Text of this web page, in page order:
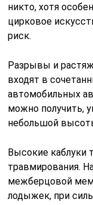
никто, хотя
цирковое
риск.
Разрывы и
входят в
автомобильных
можно получить,
небольшой
Высокие каблуки
травмирования.
межберцовой
лодыжек, при